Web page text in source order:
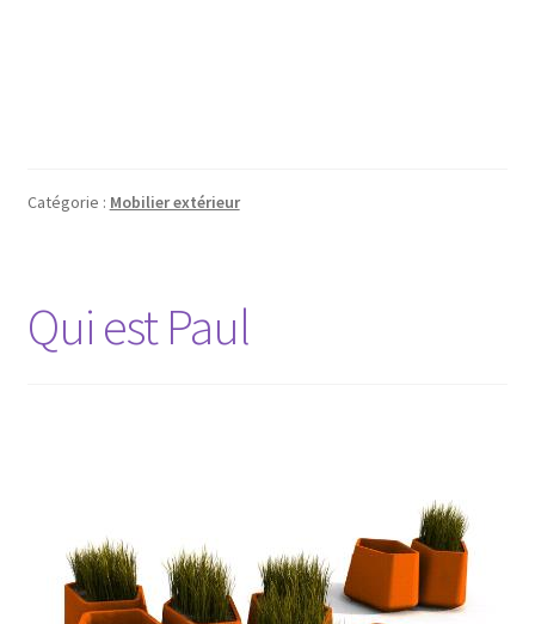
Catégorie : Mobilier extérieur
Qui est Paul